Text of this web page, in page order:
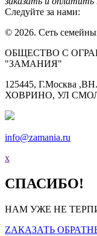
Следуйте за нами:
© 2026. Сеть
ОБЩЕСТВО С
"ЗАМАНИЯ"
125445, Г.Москва
ХОВРИНО, УЛ
info@zamania.ru
x
СПАСИБО!
НАМ УЖЕ НЕ
ZАКАЗАТЬ